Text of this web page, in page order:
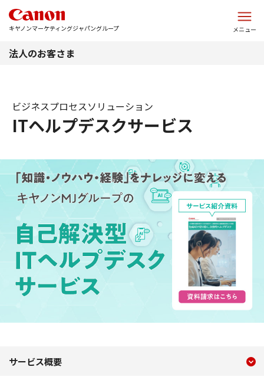
キヤノンマーケティングジャパングループ メニュー
法人のお客さま
ITヘルプデスクサービス
ビジネスプロセスソリューション
サービス概要